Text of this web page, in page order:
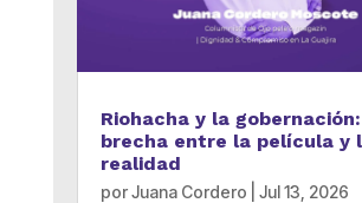
Riohacha y la
brecha entre la película y
realidad
porJuana Cordero Jul 13, 2026